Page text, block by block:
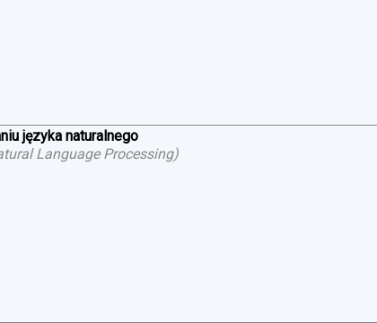
języka naturalnego
Language Processing)